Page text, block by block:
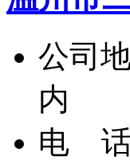
公司
内
电 话